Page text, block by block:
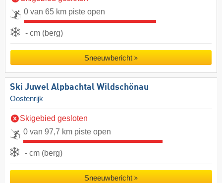
0 van 65 km piste open
- cm (berg)
Sneeuwbericht
Ski Juwel Alpbachtal Wildschönau
Oostenrijk
Skigebied gesloten
0 van 97,7 km piste open
- cm (berg)
Sneeuwbericht